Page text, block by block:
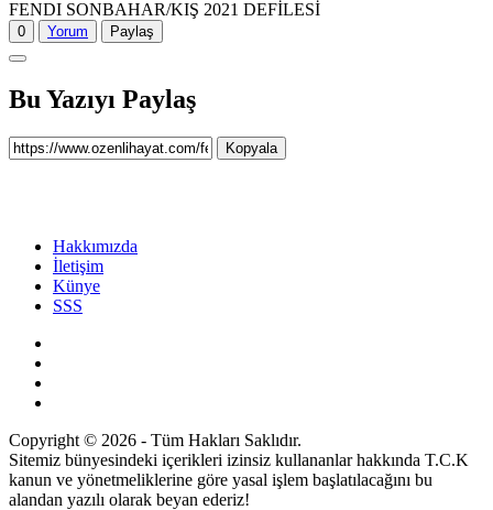
FENDI SONBAHAR/KIŞ 2021 DEFİLESİ
0 Yorum Paylaş
Bu Yazıyı Paylaş
Kopyala
Hakkımızda
İletişim
Künye
SSS
Copyright © 2026 - Tüm Hakları Saklıdır.
Sitemiz bünyesindeki içerikleri izinsiz kullananlar hakkında T.C.K
kanun ve yönetmeliklerine göre yasal işlem başlatılacağını bu
alandan yazılı olarak beyan ederiz!